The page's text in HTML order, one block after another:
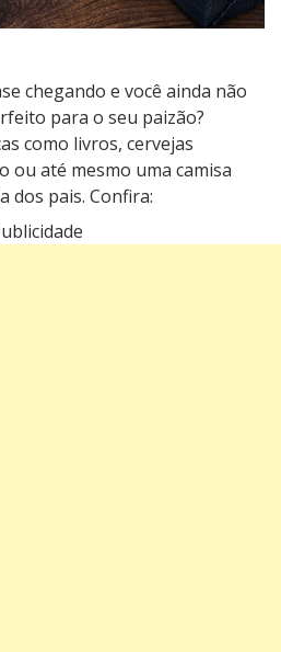
presentes
chegando e você ainda não
para o seu paizão?
como livros, cervejas
ou até mesmo uma camisa
dos pais. Confira: